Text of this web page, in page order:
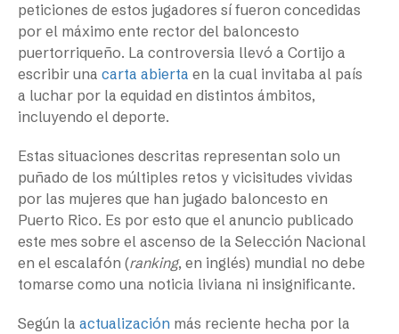
peticiones de estos jugadores sí fueron concedidas
por el máximo ente rector del baloncesto
puertorriqueño. La controversia llevó a Cortijo a
escribir una carta abierta en la cual invitaba al país
a luchar por la equidad en distintos ámbitos,
incluyendo el deporte.
Estas situaciones descritas representan solo un
puñado de los múltiples retos y vicisitudes vividas
por las mujeres que han jugado baloncesto en
Puerto Rico. Es por esto que el anuncio publicado
este mes sobre el ascenso de la Selección Nacional
en el escalafón (ranking, en inglés) mundial no debe
tomarse como una noticia liviana ni insignificante.
Según la actualización más reciente hecha por la